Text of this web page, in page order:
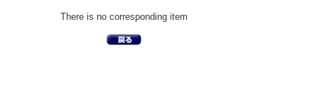
There is no corresponding item